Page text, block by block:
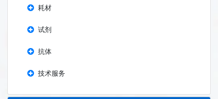
耗材
试剂
抗体
技术服务